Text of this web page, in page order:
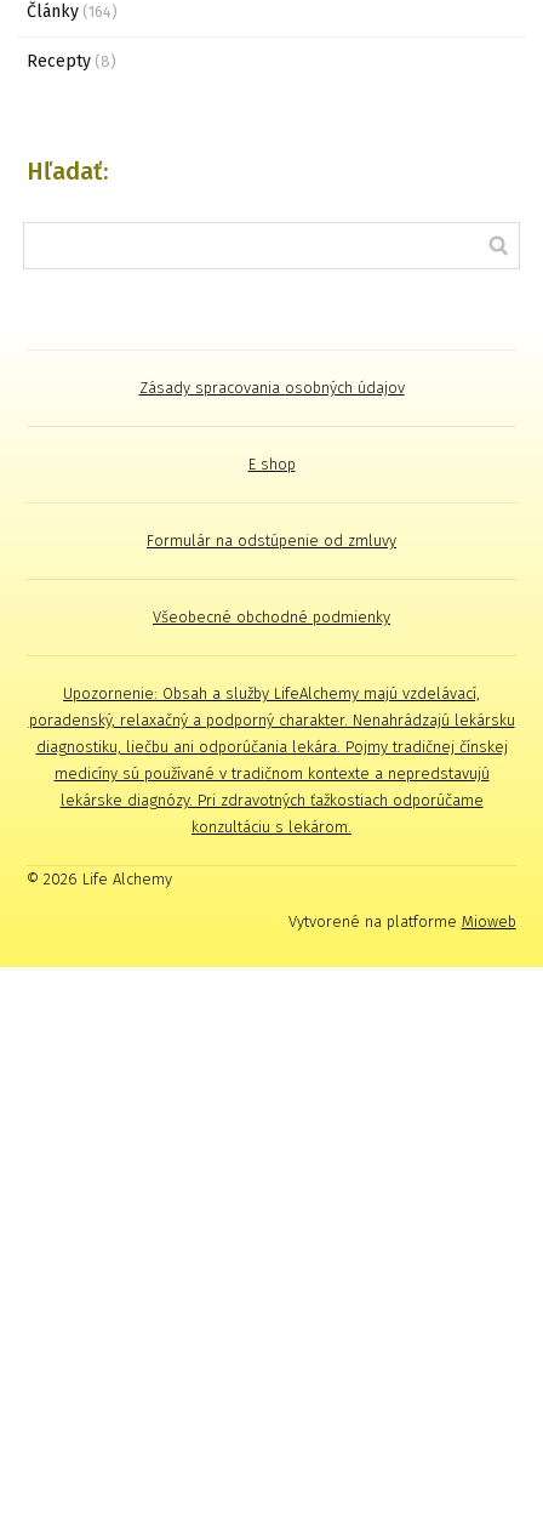
Články (164)
Recepty (8)
Hľadať:
Zásady spracovania osobných údajov
E shop
Formulár na odstúpenie od zmluvy
Všeobecné obchodné podmienky
Upozornenie: Obsah a služby LifeAlchemy majú vzdelávací,
poradenský, relaxačný a podporný charakter. Nenahrádzajú lekársku
diagnostiku, liečbu ani odporúčania lekára. Pojmy tradičnej čínskej
medicíny sú používané v tradičnom kontexte a nepredstavujú
lekárske diagnózy. Pri zdravotných ťažkostiach odporúčame
konzultáciu s lekárom.
© 2026 Life Alchemy
Vytvorené na platforme Mioweb